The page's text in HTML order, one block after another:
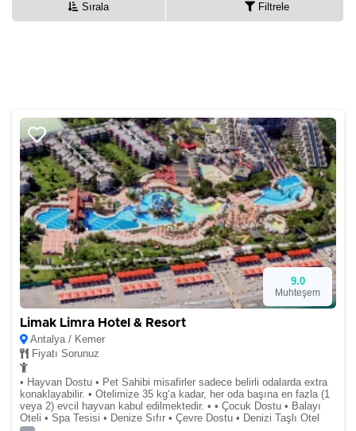
Sırala Filtrele
9.0
Muhteşem
Limak Limra Hotel & Resort
Antalya / Kemer
Fiyatı Sorunuz
• Hayvan Dostu • Pet Sahibi misafirler sadece belirli odalarda extra
konaklayabilir. • Otelimize 35 kg‘a kadar, her oda başına en fazla (1
veya 2) evcil hayvan kabul edilmektedir. • • Çocuk Dostu • Balayı
Oteli • Spa Tesisi • Denize Sıfır • Çevre Dostu • Denizi Taşlı Otel